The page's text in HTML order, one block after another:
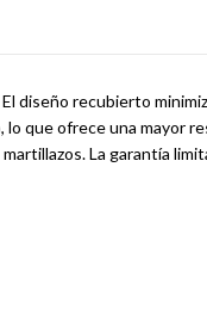
diseño recubierto
que ofrece una mayor
La garantía